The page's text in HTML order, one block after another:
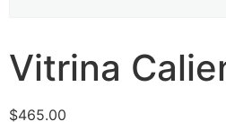
Vitrina
$465.00